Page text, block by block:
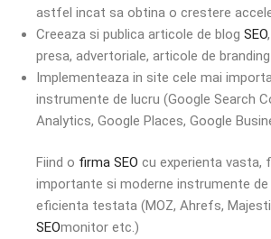
astfel incat sa obtina o crestere
Creeaza si publica articole de blog SEO
presa, advertoriale, articole de branding
Implementeaza in site cele mai
instrumente de lucru (Google Search
Analytics, Google Places, Google
Fiind o firma SEO cu experienta vasta,
importante si moderne instrumente de
eficienta testata (MOZ, Ahrefs,
SEOmonitor etc.)